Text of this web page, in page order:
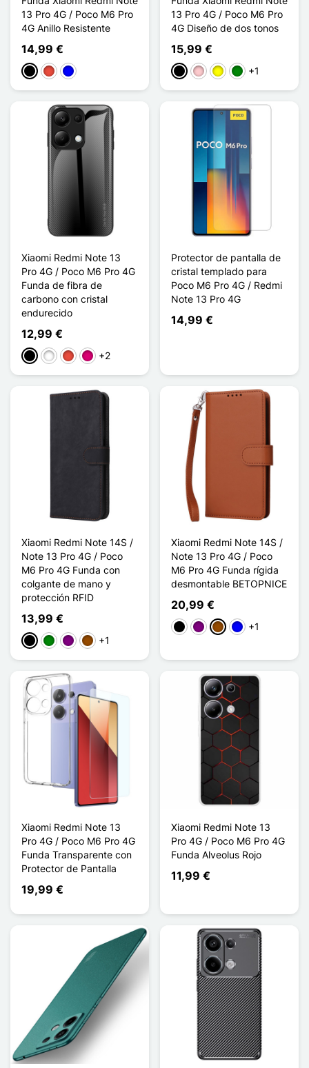
13 Pro 4G / Poco M6 Pro
4G Anillo Resistente
14,99 €
NegroRojoAzul
13 Pro 4G / Poco M6 Pro
4G Diseño de dos tonos
15,99 €
NegroRosaAmarilloVerde
+1
Xiaomi Redmi Note 13
Pro 4G / Poco M6 Pro 4G
Funda de fibra de
carbono con cristal
endurecido
12,99 €
NegroBlancoRojoMagenta
+2
Protector de pantalla de
cristal templado para
Poco M6 Pro 4G / Redmi
Note 13 Pro 4G
14,99 €
Xiaomi Redmi Note 14S /
Note 13 Pro 4G / Poco
M6 Pro 4G Funda con
colgante de mano y
protección RFID
13,99 €
NegroVerdePúrpuraMarrón
+1
Xiaomi Redmi Note 14S /
Note 13 Pro 4G / Poco
M6 Pro 4G Funda rígida
desmontable BETOPNICE
20,99 €
NegroPúrpuraMarrón
Azul+1
Xiaomi Redmi Note 13
Pro 4G / Poco M6 Pro 4G
Funda Transparente con
Protector de Pantalla
19,99 €
Xiaomi Redmi Note 13
Pro 4G / Poco M6 Pro 4G
Funda Alveolus Rojo
11,99 €